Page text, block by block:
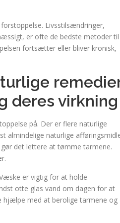
Livsstilsændringer,
er ofte de bedste metoder til
fortsætter eller bliver kronisk,
deres virkning
på. Der er flere naturlige
almindelige naturlige
det lettere at tømme tarmene.
er vigtig for at holde
otte glas vand om dagen for at
hjælpe med at berolige tarmene og